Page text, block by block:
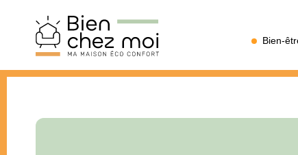
Bien-